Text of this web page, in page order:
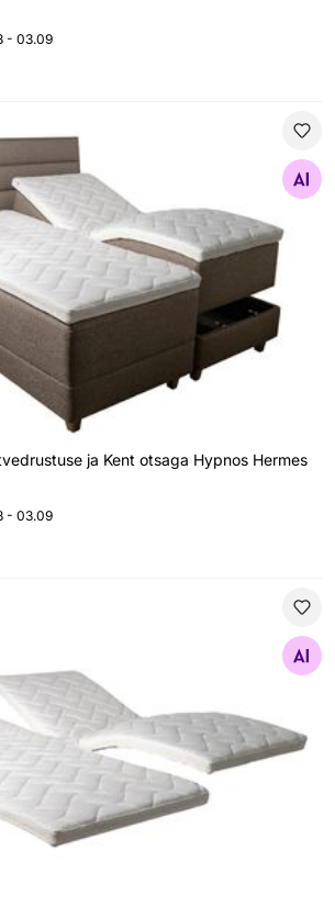
- 03.09
ja Kent otsaga Hypnos
ja Kent otsaga Hypnos Hermes
- 03.09